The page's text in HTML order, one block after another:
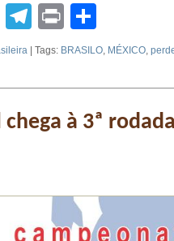
Messenger
Telegram
Print
| Tags: BRASILO, MÉXICO,
à 3ª